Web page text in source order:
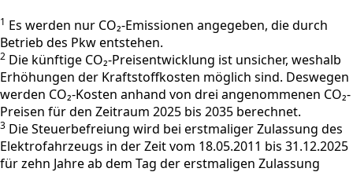
1 Es werden nur CO₂-Emissionen angegeben, die durch
Betrieb des Pkw entstehen.
2 Die künftige CO₂-Preisentwicklung ist unsicher, weshalb
Erhöhungen der Kraftstoffkosten möglich sind. Deswegen
werden CO₂-Kosten anhand von drei angenommenen CO₂-
Preisen für den Zeitraum 2025 bis 2035 berechnet.
3 Die Steuerbefreiung wird bei erstmaliger Zulassung des
Elektrofahrzeugs in der Zeit vom 18.05.2011 bis 31.12.2025
für zehn Jahre ab dem Tag der erstmaligen Zulassung